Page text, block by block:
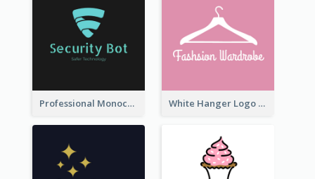
Professional Monochrome Logo For Security Services White Hanger Logo For Clothes Store